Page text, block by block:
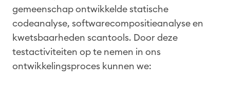
gemeenschap ontwikkelde statische
codeanalyse, softwarecompositieanalyse en
kwetsbaarheden scantools. Door deze
testactiviteiten op te nemen in ons
ontwikkelingsproces kunnen we: